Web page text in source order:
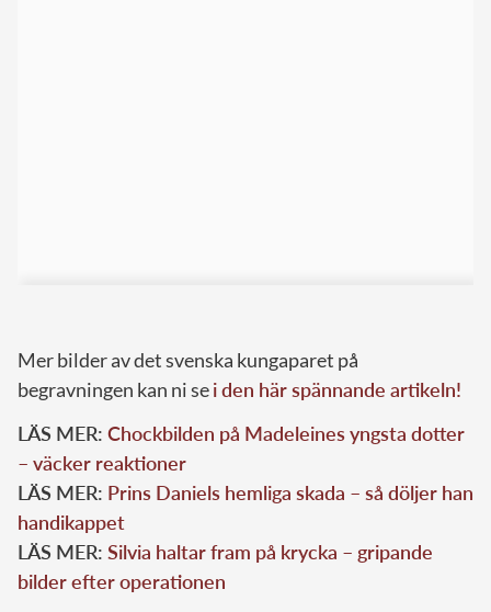
Mer bilder av det svenska kungaparet på
begravningen kan ni sei den här spännande artikeln!
LÄS MER: Chockbilden på Madeleines yngsta dotter
– väcker reaktioner
LÄS MER: Prins Daniels hemliga skada – så döljer han
handikappet
LÄS MER: Silvia haltar fram på krycka – gripande
bilder efter operationen